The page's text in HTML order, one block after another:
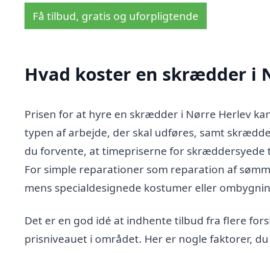
Få tilbud, gratis og uforpligtende
Hvad koster en skrædder i
Prisen for at hyre en skrædder i Nørre Herlev
typen af arbejde, der skal udføres, samt
du forvente, at timepriserne for skræddersyede
For simple reparationer som reparation af
mens specialdesignede kostumer eller
Det er en god idé at indhente tilbud fra flere
prisniveauet i området. Her er nogle faktorer,